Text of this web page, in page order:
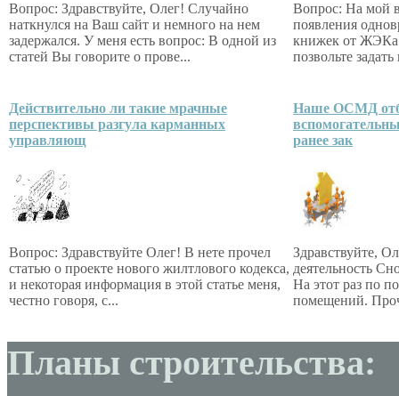
Вопрос: Здравствуйте, Олег! Случайно
наткнулся на Ваш сайт и немного на нем
задержался. У меня есть вопрос: В одной из
статей Вы говорите о прове...
Вопрос: На мой
появления
книжек от ЖЭКа
позвольте
Действительно ли такие мрачные
перспективы разгула карманных
управляющ
Вопрос: Здравствуйте Олег! В нете прочел
статью о проекте нового жилтлового кодекса,
и некоторая информация в этой статье меня,
честно говоря, с...
Наше ОСМД
ранее зак
Здравствуйте,
деятельность
На этот раз по
помещений.
Планы строительства: